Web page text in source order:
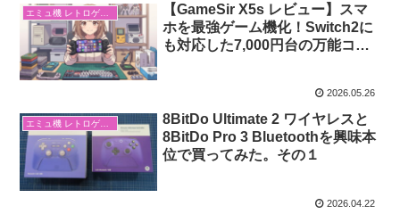
エミュ機 レトロゲーム
【GameSir X5s レビュー】スマ
ホを最強ゲーム機化！Switch2に
も対応した7,000円台の万能コン
2026.05.26
エミュ機 レトロゲーム
8BitDo Ultimate 2 ワイヤレスと
8BitDo Pro 3 Bluetoothを興味本
位で買ってみた。その１
2026.04.22